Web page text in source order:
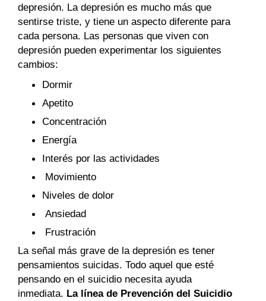
depresión. La depresión es mucho más que
sentirse triste, y tiene un aspecto diferente para
cada persona. Las personas que viven con
depresión pueden experimentar los siguientes
cambios:
Dormir
Apetito
Concentración
Energía
Interés por las actividades
Movimiento
Niveles de dolor
Ansiedad
Frustración
La señal más grave de la depresión es tener
pensamientos suicidas. Todo aquel que esté
pensando en el suicidio necesita ayuda
inmediata. La línea de Prevención del Suicidio